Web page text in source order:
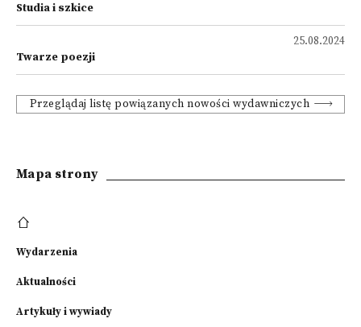
Studia i szkice
25.08.2024
Twarze poezji
Przeglądaj listę powiązanych nowości wydawniczych
Mapa strony
Wydarzenia
Aktualności
Artykuły i wywiady